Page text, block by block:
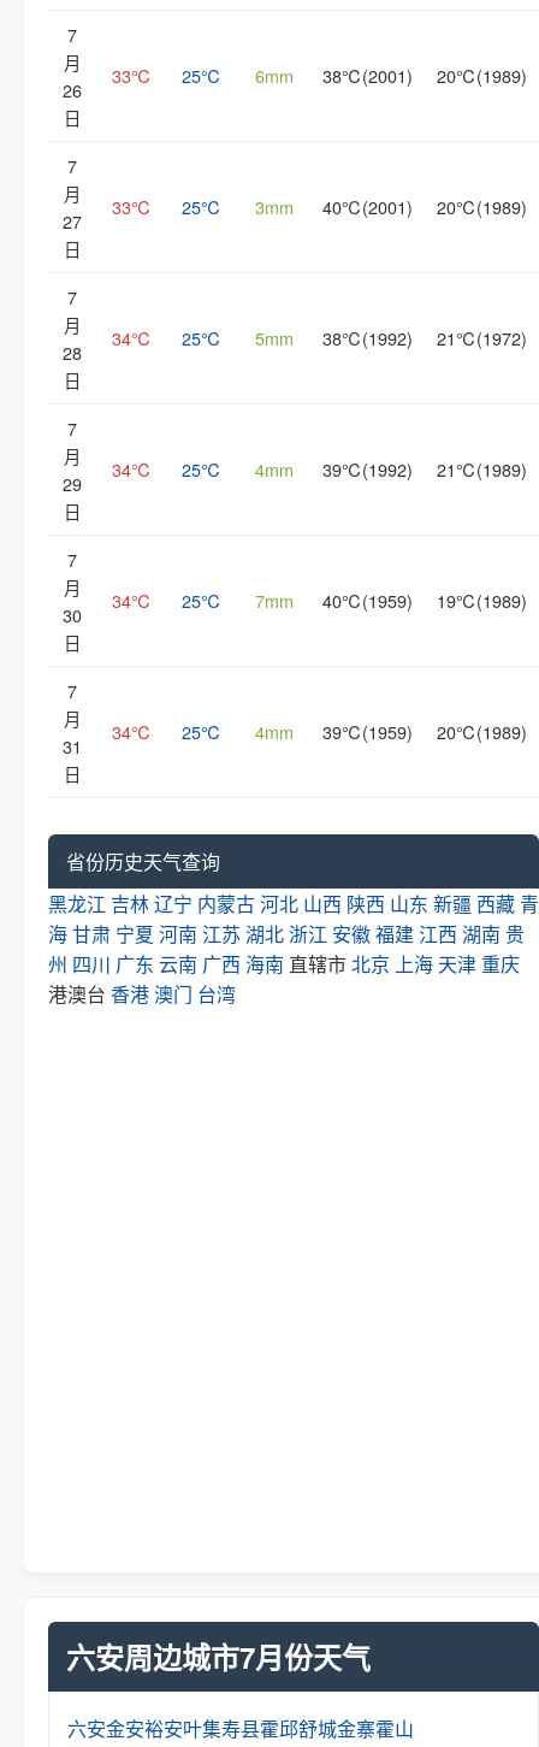
7
月
26
日
33℃ 25℃ 6mm 38℃(2001) 20℃(1989)
7
月
27
日
33℃ 25℃ 3mm 40℃(2001) 20℃(1989)
7
月
28
日
34℃ 25℃ 5mm 38℃(1992) 21℃(1972)
7
月
29
日
34℃ 25℃ 4mm 39℃(1992) 21℃(1989)
7
月
30
日
34℃ 25℃ 7mm 40℃(1959) 19℃(1989)
7
月
31
日
34℃ 25℃ 4mm 39℃(1959) 20℃(1989)
省份历史天气查询
黑龙江 吉林辽宁 内蒙古河北 山西 陕西 山东 新疆 西藏 青
海甘肃 宁夏 河南 江苏 湖北 浙江 安徽福建 江西 湖南 贵
州 四川 广东 云南 广西 海南 直辖市北京 上海 天津 重庆
港澳台 香港澳门 台湾
六安周边城市7月份天气
六安金安裕安叶集寿县霍邱舒城金寨霍山